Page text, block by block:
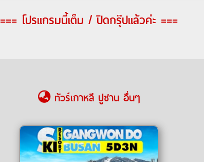
=== โปรแกรมนี้เต็ม / ปิดกรุ๊ปแล้วค่ะ ===
ทัวร์เกาหลี ปูซาน อื่นๆ